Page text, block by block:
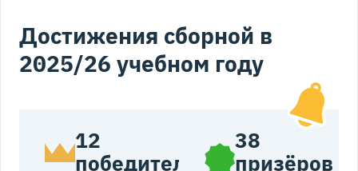
Елена
Рафаэлевна
Москвы по
английскому
языку
Сергей
Сергеевич
языку
Татьяна
Владимировна
Тренер сборной
команды
Москвы по
английскому
языку
Достижения сборной в
2025/26 учебном году
12
победителей
38
призёров